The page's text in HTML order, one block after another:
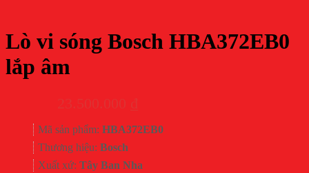
Lò vi sóng Bosch HBA372EB0
lắp âm
Mã sản phẩm: HBA372EB0
Thương hiệu: Bosch
Xuất xứ: Tây Ban Nha